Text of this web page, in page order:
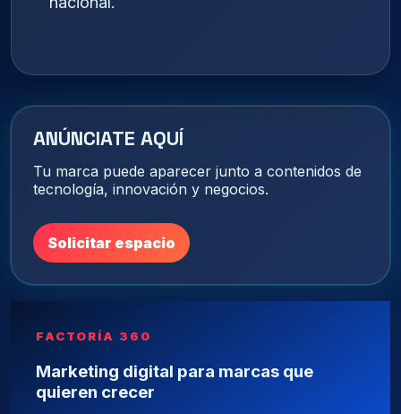
ANÚNCIATE AQUÍ
Tu marca puede aparecer junto a contenidos de
tecnología, innovación y negocios.
Solicitar espacio
FACTORÍA 360
Marketing digital para marcas que
quieren crecer